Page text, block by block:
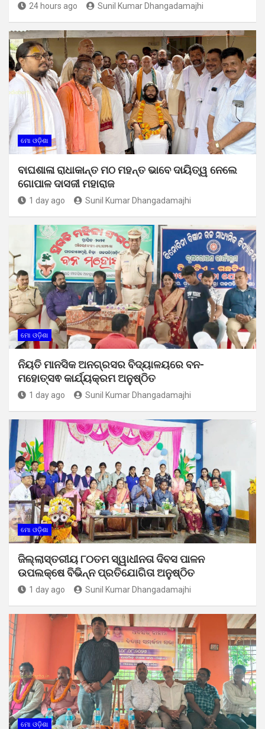
24 hours ago Sunil Kumar Dhangadamajhi
ମୋ ଓଡ଼ିଶା
ବାଘଶାଳା ରାଧାକାନ୍ତ ମଠ ମହନ୍ତ ଭାବେ ଦାୟିତ୍ୱ ନେଲେ
ଗୋପାଳ ଦାସଜୀ ମହାରାଜ
1 day ago Sunil Kumar Dhangadamajhi
ମୋ ଓଡ଼ିଶା
ନିୟତି ମାନସିକ ଅନଗ୍ରସର ବିଦ୍ୟାଳୟରେ ବନ-
ମହୋତ୍ସଵ କାର୍ଯ୍ୟକ୍ରମ ଅନୁଷ୍ଠିତ
1 day ago Sunil Kumar Dhangadamajhi
ମୋ ଓଡ଼ିଶା
ଜିଲ୍ଲାସ୍ତରୀୟ ୮୦ତମ ସ୍ୱାଧୀନତା ଦିବସ ପାଳନ
ଉପଲକ୍ଷେ ବିଭିନ୍ନ ପ୍ରତିଯୋଗିତା ଅନୁଷ୍ଠିତ
1 day ago Sunil Kumar Dhangadamajhi
ମୋ ଓଡ଼ିଶା